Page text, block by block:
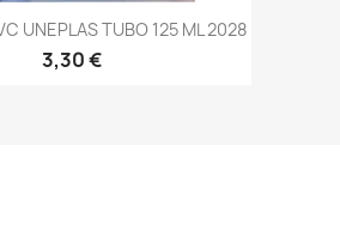
UNEPLAS TUBO 125 ML 2028
3,30 €